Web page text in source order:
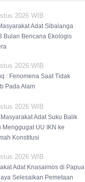
2026 WIB
Adat Sibalanga
Bulan Bencana Ekologis
2026 WIB
: Fenomena Saat Tidak
Pada Alam
2026 WIB
Adat Suku Balik
Menggugat UU IKN ke
Konstitusi
2026 WIB
Adat Knasaimos di Papua
Selesaikan Pemetaan